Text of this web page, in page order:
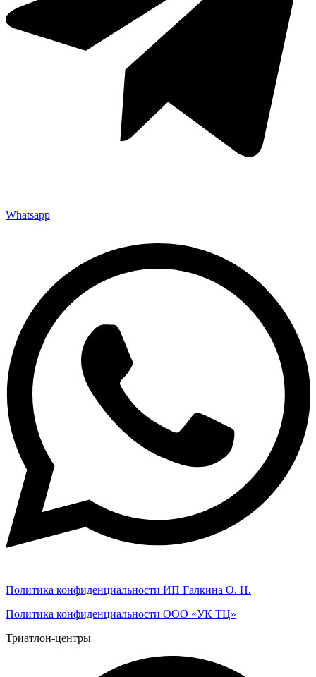
Whatsapp
Политика конфиденциальности ИП Галкина О. Н.
Политика конфиденциальности ООО «УК ТЦ»
Триатлон-центры